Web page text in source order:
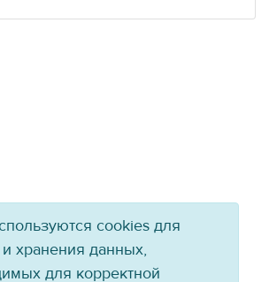
cookies для
хранения данных,
для корректной